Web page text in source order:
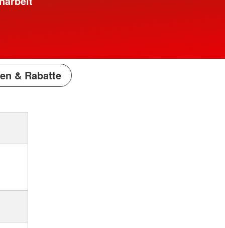
& Rabatte